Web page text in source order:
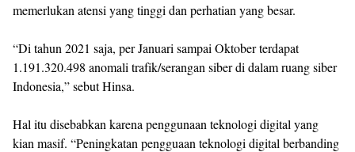
memerlukan atensi yang tinggi dan perhatian yang besar.
“Di tahun 2021 saja, per Januari sampai Oktober terdapat
1.191.320.498 anomali trafik/serangan siber di dalam ruang siber
Indonesia,” sebut Hinsa.
Hal itu disebabkan karena penggunaan teknologi digital yang
kian masif. “Peningkatan pengguaan teknologi digital berbanding